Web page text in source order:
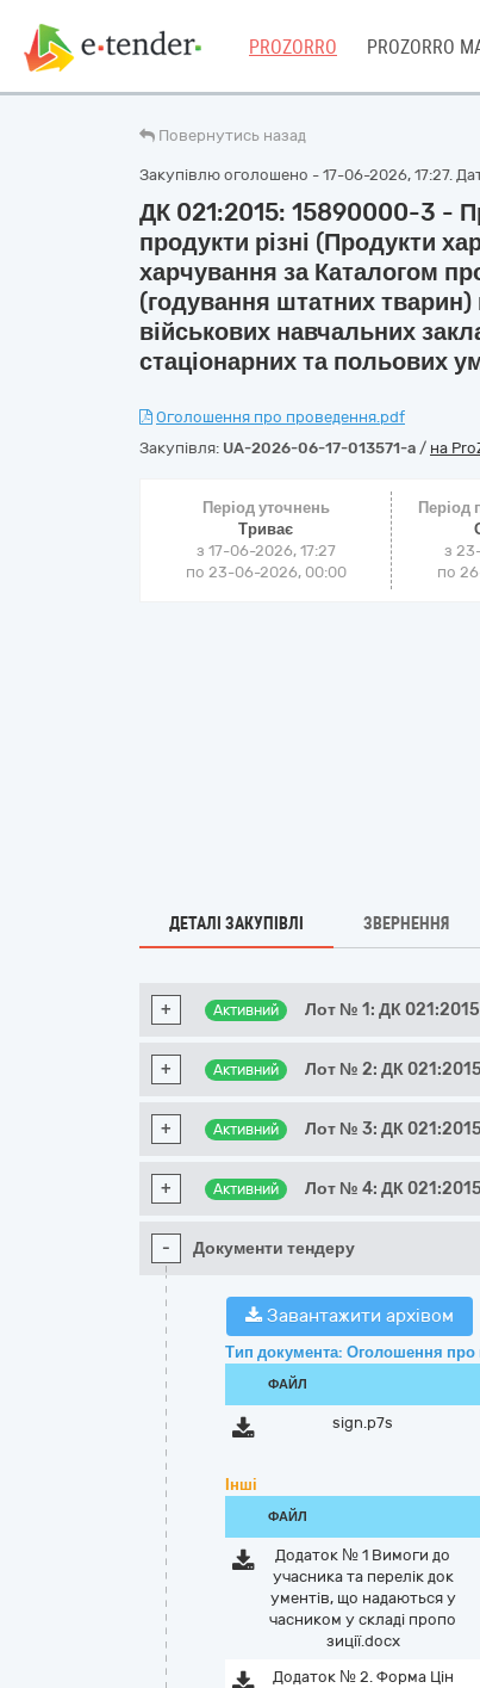
PROZORRO PROZORRO
Повернутись назад
Закупівлю оголошено - 17-06-2026, 17:27.
ДК 021:2015: 15890000-3 -
продукти різні (Продукти
харчування за Каталогом
(годування штатних тварин)
військових навчальних
стаціонарних та польових
Оголошення про проведення.pdf
Закупівля: UA-2026-06-17-013571-a / на
Період уточнень
Триває
з 17-06-2026, 17:27
по 23-06-2026, 00:00
Період
з
по
ДЕТАЛІ ЗАКУПІВЛІ ЗВЕРНЕННЯ
+ Активний Лот № 1: ДК
+ Активний Лот № 2: ДК
+ Активний Лот № 3: ДК
+ Активний Лот № 4: ДК
- Документи тендеру
Завантажити архівом
Тип документа: Оголошення про
ФАЙЛ
sign.p7s
Інші
ФАЙЛ
Додаток № 1 Вимоги до
учасника та перелік док
ументів, що надаються у
часником у складі пропо
зиції.docx
Додаток № 2. Форма Цін